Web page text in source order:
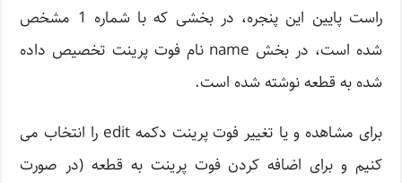
راست پایین این پنجره، در بخشی که با شماره 1 مشخص
شده است، در بخش name نام فوت پرینت تخصیص داده
شده به قطعه نوشته شده است.
برای مشاهده و یا تغییر فوت پرینت دکمه edit را انتخاب می
کنیم و برای اضافه کردن فوت پرینت به قطعه (در صورت